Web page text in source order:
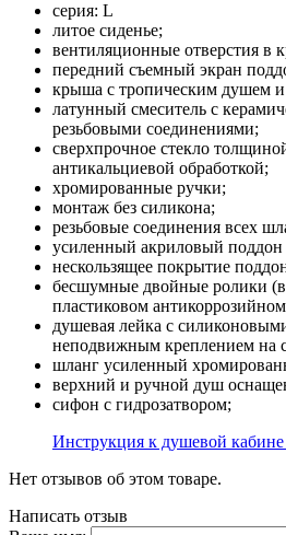
серия: L
литое сиденье;
вентиляционные отверстия в
передний съемный экран
крыша с тропическим душем и
латунный смеситель с
резьбовыми соединениями;
сверхпрочное стекло
антикальциевой обработкой;
хромированные ручки;
монтаж без силикона;
резьбовые соединения всех
усиленный акриловый
нескользящее покрытие
бесшумные двойные ролики
пластиковом
душевая лейка с
неподвижным креплением на
шланг усиленный
верхний и ручной душ
сифон с гидрозатвором;
Инструкция к душевой
Нет отзывов об этом товаре.
Написать отзыв